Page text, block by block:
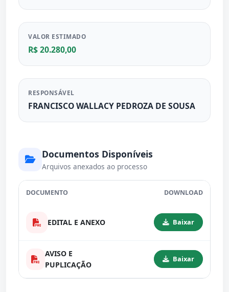
VALOR ESTIMADO
R$ 20.280,00
RESPONSÁVEL
FRANCISCO WALLACY PEDROZA DE SOUSA
Documentos Disponíveis
Arquivos anexados ao processo
DOCUMENTO DOWNLOAD
EDITAL E ANEXO Baixar
AVISO E
PUPLICAÇÃO
Baixar